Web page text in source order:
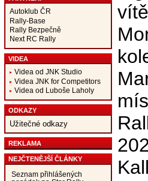
Autoklub ČR
Rally-Base
Rally Bezpečně
Next RC Rally
VIDEA
Videa od JNK Studio
Videa JNK for Competitors
Videa od Luboše Laholy
ODKAZY
Užitečné odkazy
REKLAMA
NEJČTENĚJŠÍ ČLÁNKY
Seznam přihlášených